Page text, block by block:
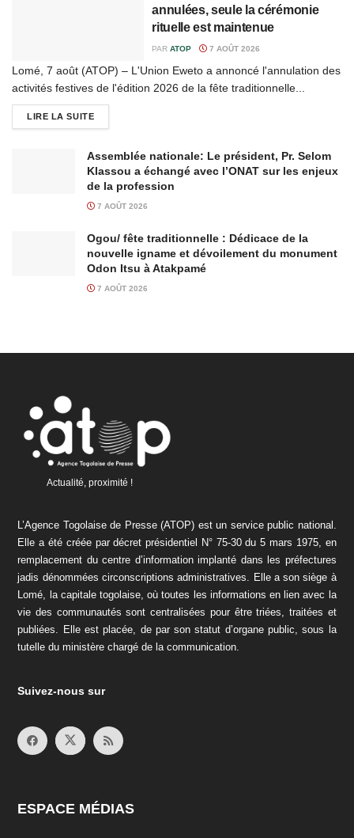
annulées, seule la cérémonie
rituelle est maintenue
PAR ATOP 7 AOÛT 2026
Lomé, 7 août (ATOP) – L'Union Eweto a annoncé l'annulation des
activités festives de l'édition 2026 de la fête traditionnelle...
LIRE LA SUITE
Assemblée nationale: Le président, Pr. Selom
Klassou a échangé avec l’ONAT sur les enjeux
de la profession
7 AOÛT 2026
Ogou/ fête traditionnelle : Dédicace de la
nouvelle igname et dévoilement du monument
Odon Itsu à Atakpamé
7 AOÛT 2026
Actualité, proximité !
L’Agence Togolaise de Presse (ATOP) est un service public national.
Elle a été créée par décret présidentiel N° 75-30 du 5 mars 1975, en
remplacement du centre d’information implanté dans les préfectures
jadis dénommées circonscriptions administratives. Elle a son siège à
Lomé, la capitale togolaise, où toutes les informations en lien avec la
vie des communautés sont centralisées pour être triées, traitées et
publiées. Elle est placée, de par son statut d’organe public, sous la
tutelle du ministère chargé de la communication.
Suivez-nous sur
ESPACE MÉDIAS